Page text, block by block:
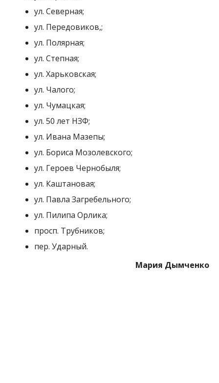
ул. Бориса Мозолевского;
ул. Героев Чернобыля;
ул. Каштановая;
ул. Павла Загребельного;
ул. Пилипа Орлика;
просп. Трубников;
пер. Ударный.